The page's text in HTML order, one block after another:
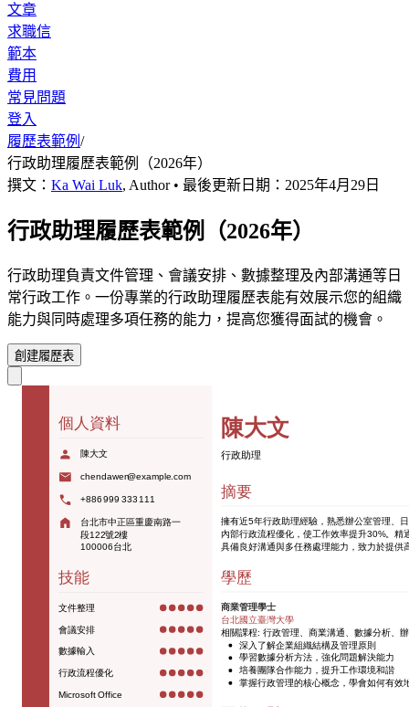
文章
求職信
範本
費用
常見問題
登入
履歷表範例 /
行政助理履歷表範例（2026年）
撰文： Ka Wai Luk, Author• 最後更新日期： 2025年4月29日
行政助理履歷表範例（2026年）
行政助理負責文件管理、會議安排、數據整理及內部溝通等日
常行政工作。一份專業的行政助理履歷表能有效展示您的組織
能力與同時處理多項任務的能力，提高您獲得面試的機會。
創建履歷表